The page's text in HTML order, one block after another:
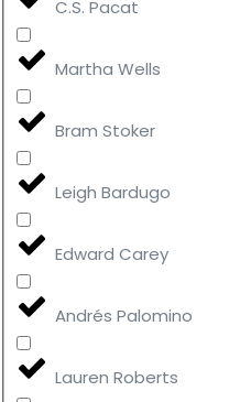
C.S. Pacat
Martha Wells
Bram Stoker
Leigh Bardugo
Edward Carey
Andrés Palomino
Lauren Roberts